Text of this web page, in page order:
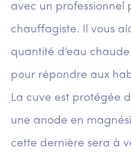
avec un professionnel
chauffagiste. Il vous
quantité d’eau
pour répondre aux
La cuve est protégée
une anode en
cette dernière sera à